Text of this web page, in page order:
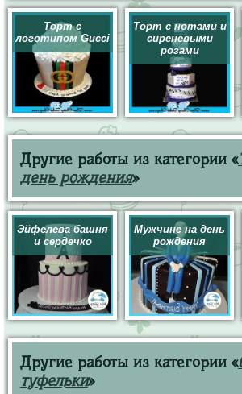
Торт с
логотипом Gucci
Торт с нотами и
сиреневыми
розами
Другие работы из категории «
день рождения»
Эйфелева башня
и сердечко
Мужчине на день
рождения
Другие работы из категории «
туфельки»